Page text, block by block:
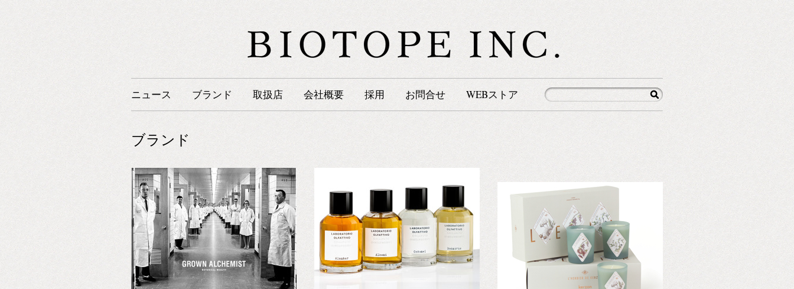
ニュース ブランド 取扱店 会社概要 採用 お問合せ WEBストア
ブランド